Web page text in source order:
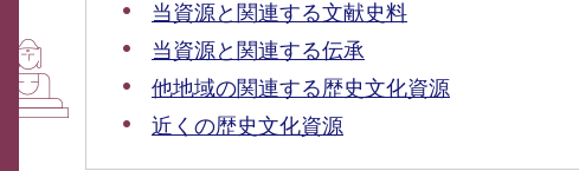
当資源と関連する文献史料
当資源と関連する伝承
他地域の関連する歴史文化資源
近くの歴史文化資源